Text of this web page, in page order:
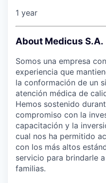
1 year
About Medicus S.A.
Somos una empresa
experiencia que
la conformación de un
atención médica de
Hemos sostenido
compromiso con la
capacitación y la
cual nos ha permitido
con los más altos
servicio para brindarle
familias.